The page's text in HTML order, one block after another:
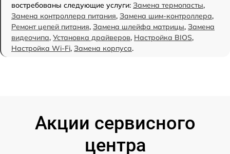
востребованы следующие услуги: Замена термопасты,
Замена контроллера питания, Замена шим-контроллера,
Ремонт цепей питания, Замена шлейфа матрицы, Замена
видеочипа, Установка драйверов, Настройка BIOS,
Настройка Wi-Fi, Замена корпуса.
Акции сервисного
центра